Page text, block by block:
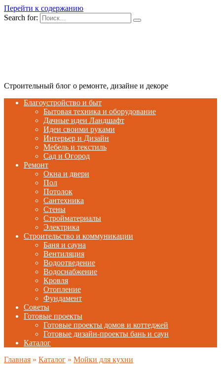
Перейти к содержанию
Search for:
Строительный блог о ремонте, дизайне и декоре
Благоустройство и быт
Бытовая техника и оборудование
Дачные идеи Ландшафт
Идеи своими руками
Интерьер и Дизайн
Мебель и текстиль
Сад и Огород
Ремонт
Окна и двери
Пол
Потолок
Сантехника
Стены
Стройматериалы
Электрика
Строительство и коммуникации
Баня и сауна
Вентиляция
Водоотведение
Водоснабжение
Кровля
Отопление
Фундамент
Советы
Готовые проекты
Готовые проекты домов и коттеджей
Готовые дизайн-проекты бань и саун
Каталог
Главная » Каталог » Мойки для кухни